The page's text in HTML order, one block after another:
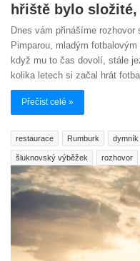
hřiště bylo
Dnes vám přinášíme
Pimparou, mladým
když mu to čas dovolí, stále
kolika letech si začal hrát
Přečíst celé »
restaurace Rumburk dymník
šluknovský výběžek rozhovor